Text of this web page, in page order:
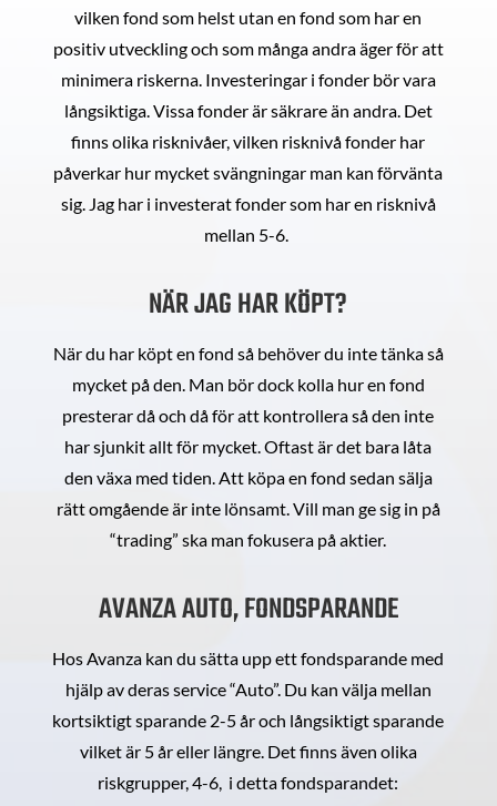
vilken fond som helst utan en fond som har en
positiv utveckling och som många andra äger för att
minimera riskerna. Investeringar i fonder bör vara
långsiktiga. Vissa fonder är säkrare än andra. Det
finns olika risknivåer, vilken risknivå fonder har
påverkar hur mycket svängningar man kan förvänta
sig. Jag har i investerat fonder som har en risknivå
mellan 5-6.
NÄR JAG HAR KÖPT?
När du har köpt en fond så behöver du inte tänka så
mycket på den. Man bör dock kolla hur en fond
presterar då och då för att kontrollera så den inte
har sjunkit allt för mycket. Oftast är det bara låta
den växa med tiden. Att köpa en fond sedan sälja
rätt omgående är inte lönsamt. Vill man ge sig in på
“trading” ska man fokusera på aktier.
AVANZA AUTO, FONDSPARANDE
Hos Avanza kan du sätta upp ett fondsparande med
hjälp av deras service “Auto”. Du kan välja mellan
kortsiktigt sparande 2-5 år och långsiktigt sparande
vilket är 5 år eller längre. Det finns även olika
riskgrupper, 4-6, i detta fondsparandet: